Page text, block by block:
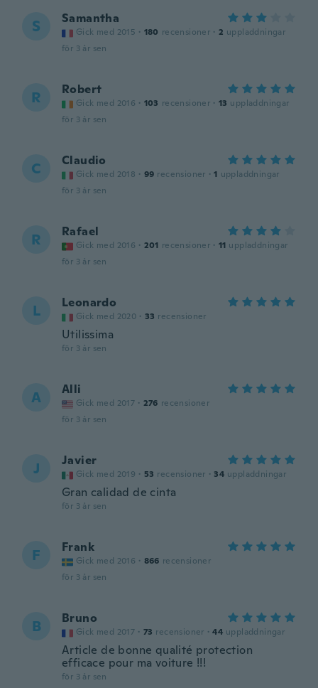
S Samantha
Gick med 2015 · 180 recensioner · 2 uppladdningar
för 3 år sen
R Robert
Gick med 2016 · 103 recensioner · 13 uppladdningar
för 3 år sen
C Claudio
Gick med 2018 · 99 recensioner · 1 uppladdningar
för 3 år sen
R Rafael
Gick med 2016 · 201 recensioner · 11 uppladdningar
för 3 år sen
L Leonardo
Gick med 2020 · 33 recensioner
Utilissima
för 3 år sen
A Alli
Gick med 2017 · 276 recensioner
för 3 år sen
J Javier
Gick med 2019 · 53 recensioner · 34 uppladdningar
Gran calidad de cinta
för 3 år sen
F Frank
Gick med 2016 · 866 recensioner
för 3 år sen
B Bruno
Gick med 2017 · 73 recensioner · 44 uppladdningar
Article de bonne qualité protection
efficace pour ma voiture !!!
för 3 år sen